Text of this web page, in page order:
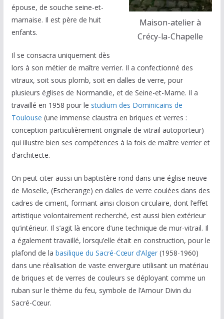
Maison-atelier à
Crécy-la-Chapelle
épouse, de souche seine-et-
marnaise. Il est père de huit
enfants.
Il se consacra uniquement dès
lors à son métier de maître verrier. Il a confectionné des
vitraux, soit sous plomb, soit en dalles de verre, pour
plusieurs églises de Normandie, et de Seine-et-Marne. Il a
travaillé en 1958 pour le studium des Dominicains de
Toulouse (une immense claustra en briques et verres :
conception particulièrement originale de vitrail autoporteur)
qui illustre bien ses compétences à la fois de maître verrier et
d’architecte.
On peut citer aussi un baptistère rond dans une église neuve
de Moselle, (Escherange) en dalles de verre coulées dans des
cadres de ciment, formant ainsi cloison circulaire, dont l’effet
artistique volontairement recherché, est aussi bien extérieur
qu’intérieur. Il s’agit là encore d’une technique de mur-vitrail. Il
a également travaillé, lorsqu’elle était en construction, pour le
plafond de la basilique du Sacré-Cœur d’Alger(1958-1960)
dans une réalisation de vaste envergure utilisant un matériau
de briques et de verres de couleurs se déployant comme un
ruban sur le thème du feu, symbole de l’Amour Divin du
Sacré-Cœur.